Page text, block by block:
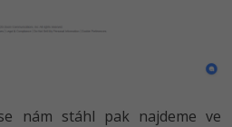
nám stáhl pak najdeme ve